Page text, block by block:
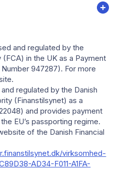
and regulated by the
in the UK as a Payment
947287). For more
regulated by the Danish
(Finanstilsynet) as a
and provides payment
EU’s passporting regime.
of the Danish Financial
virksomhed-
AD34-F011-A1FA-